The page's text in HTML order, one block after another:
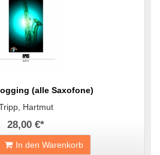
(alle Saxofone)
Hartmut
28,00 €*
In den Warenkorb